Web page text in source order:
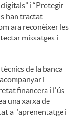
i “Protegir-
han tractat
ara reconèixer les
missatges i
de la banca
i
financera i l'ús
una xarxa de
a l'aprenentatge i